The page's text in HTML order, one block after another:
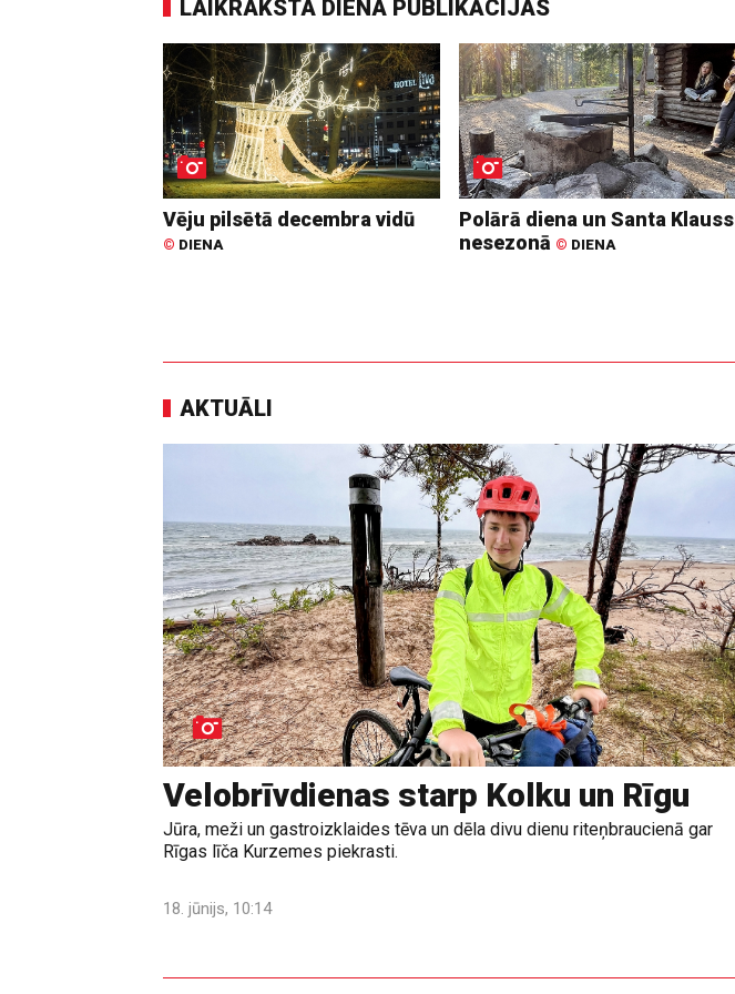
LAIKRAKSTA DIENA PUBLIKĀCIJAS
Vēju pilsētā decembra vidū
© DIENA
Polārā diena un Santa Klauss
nesezonā © DIENA
AKTUĀLI
Velobrīvdienas starp Kolku un Rīgu
Jūra, meži un gastroizklaides tēva un dēla divu dienu riteņbraucienā gar
Rīgas līča Kurzemes piekrasti.
18. jūnijs, 10:14